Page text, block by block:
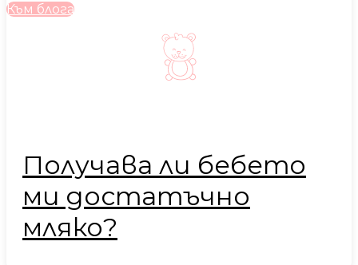
Към блога
Получава ли бебето
ми достатъчно
мляко?